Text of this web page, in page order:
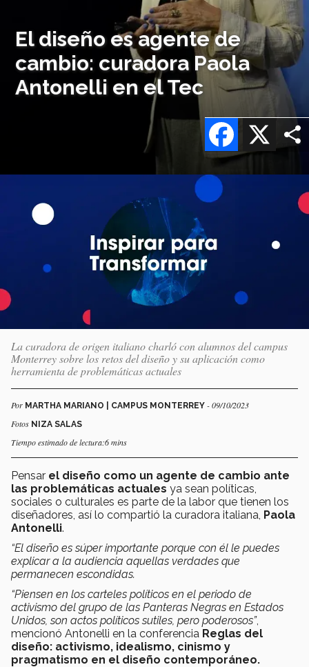
El diseño es agente de
cambio: curadora Paola
Antonelli en el Tec
X
Facebook
La curadora de origen italiano charló con alumnos del campus
Monterrey sobre los retos del diseño y su aplicación como
herramienta de problemáticas actuales
Por MARTHA MARIANO | CAMPUS MONTERREY - 09/10/2023
Fotos NIZA SALAS
Tiempo estimado de lectura:6 mins
Pensar el diseño como un agente de cambio ante
las problemáticas actuales ya sean políticas,
sociales o culturales es parte de la labor que tienen los
diseñadores, así lo compartió la curadora italiana, Paola
Antonelli.
“El diseño es súper importante porque con él le puedes
explicar a la audiencia aquellas verdades que
permanecen escondidas.
“Piensen en los carteles políticos en el periodo de
activismo del grupo de las Panteras Negras en Estados
Unidos, son actos políticos sutiles, pero poderosos”,
mencionó Antonelli en la conferencia Reglas del
diseño: activismo, idealismo, cinismo y
pragmatismo en el diseño contemporáneo.